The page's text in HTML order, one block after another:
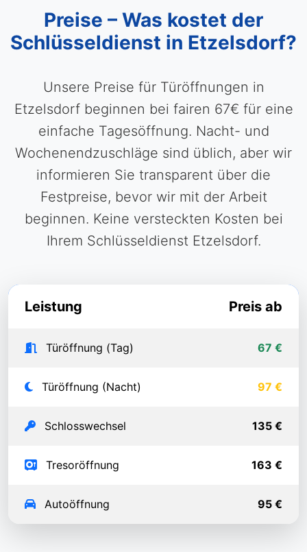
Preise – Was kostet der
Schlüsseldienst in Etzelsdorf?
Unsere Preise für Türöffnungen in
Etzelsdorf beginnen bei fairen 67€ für eine
einfache Tagesöffnung. Nacht- und
Wochenendzuschläge sind üblich, aber wir
informieren Sie transparent über die
Festpreise, bevor wir mit der Arbeit
beginnen. Keine versteckten Kosten bei
Ihrem Schlüsseldienst Etzelsdorf.
Leistung Preis ab
Türöffnung (Tag) 67 €
Türöffnung (Nacht) 97 €
Schlosswechsel 135 €
Tresoröffnung 163 €
Autoöffnung 95 €